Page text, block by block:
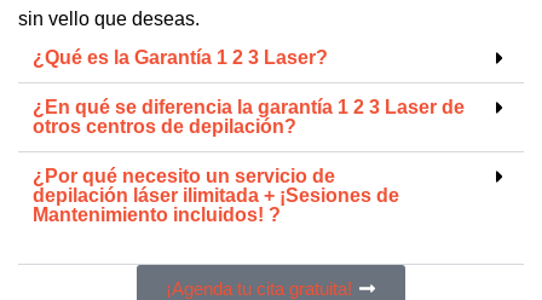
sin vello que deseas.
¿Qué es la Garantía 1 2 3 Laser?
¿En qué se diferencia la garantía 1 2 3 Laser de
otros centros de depilación?
¿Por qué necesito un servicio de
depilación láser ilimitada + ¡Sesiones de
Mantenimiento incluidos! ?
¡Agenda tu cita gratuita!